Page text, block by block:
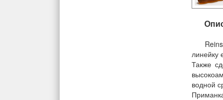
линейку
Также
водной